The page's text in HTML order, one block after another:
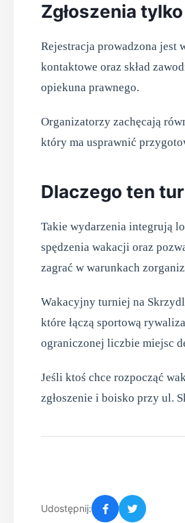
Zgłoszenia
Rejestracja prowadzona jest
kontaktowe oraz skład
opiekuna prawnego.
Organizatorzy zachęcają
który ma usprawnić
Dlaczego ten
Takie wydarzenia integrują
spędzenia wakacji oraz
zagrać w warunkach
Wakacyjny turniej na
które łączą sportową
ograniczonej liczbie miejsc
Jeśli ktoś chce rozpocząć
zgłoszenie i boisko przy ul.
Udostępnij: